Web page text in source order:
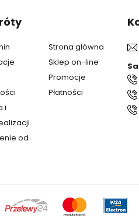
i
od
Strona główna
Sklep on-line
Promocje
Płatności